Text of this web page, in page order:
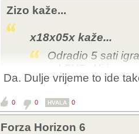
Zizo kaže...
x18x05x kaže...
Odradio 5 sati
od FH5. Ali je
baš.
Kaj si promijenil
noci.
Da. Dulje vrijeme to ide
0 0 HVALA 0
Forza Horizon 6